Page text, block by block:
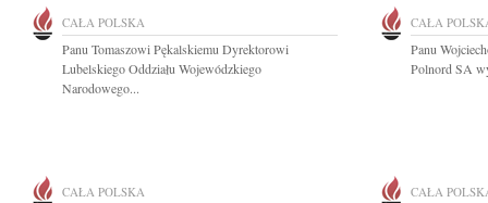
CAŁA POLSKA
Panu Tomaszowi Pękalskiemu Dyrektorowi
Lubelskiego Oddziału Wojewódzkiego
Narodowego...
CAŁA
Panu
Polnord SA
CAŁA POLSKA CAŁA